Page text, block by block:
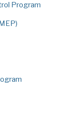
Program